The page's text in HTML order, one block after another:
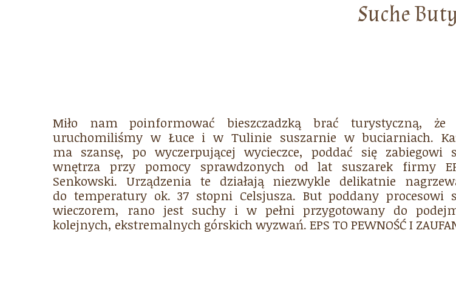
Suche
Miło nam poinformować bieszczadzką brać turystyczną, że
uruchomiliśmy w Łuce i w Tulinie suszarnie w buciarniach.
ma szansę, po wyczerpującej wycieczce, poddać się zabiegowi
wnętrza przy pomocy sprawdzonych od lat suszarek firmy
Senkowski. Urządzenia te działają niezwykle delikatnie
do temperatury ok. 37 stopni Celsjusza. But poddany procesowi
wieczorem, rano jest suchy i w pełni przygotowany do
kolejnych, ekstremalnych górskich wyzwań. EPS TO PEWNOŚĆ I